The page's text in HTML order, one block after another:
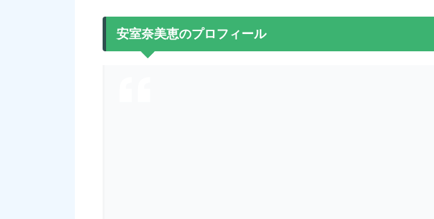
安室奈美恵のプロフィール